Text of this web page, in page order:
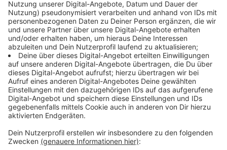
Dafür muss es aber nahzu windstill sein. Immerhin ist
das Windrad 240 Meter hoch. Und da kann es ganz
schön schwanken. Ein Kran steht schon bereit. Bis der
neue Flügel da ist, wird es aber noch etwas dauern. 3
bis 4 Wochen rechnen die Betreiber, werden für die
Herstellung und den Transport aus der Türkei noch
gebraucht. Ursache für den Teilabbruch soll übrigens
ein Fertigungsfehler gewesen sein.
Anzeige